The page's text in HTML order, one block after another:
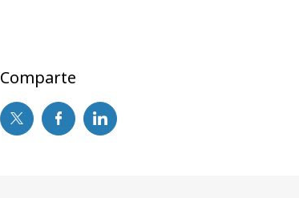
Comparte